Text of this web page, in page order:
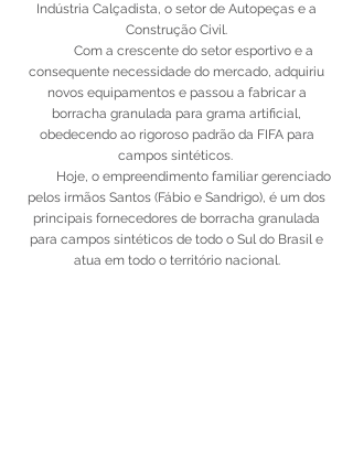
Indústria Calçadista, o setor de Autopeças e a
Construção Civil.
Com a crescente do setor esportivo e a
consequente necessidade do mercado, adquiriu
novos equipamentos e passou a fabricar a
borracha granulada para grama artificial,
obedecendo ao rigoroso padrão da FIFA para
campos sintéticos.
Hoje, o empreendimento familiar gerenciado
pelos irmãos Santos (Fábio e Sandrigo), é um dos
principais fornecedores de borracha granulada
para campos sintéticos de todo o Sul do Brasil e
atua em todo o território nacional.